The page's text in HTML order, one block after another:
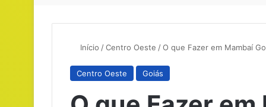
Início /Centro Oeste /O que Fazer em Mambaí
Centro Oeste Goiás